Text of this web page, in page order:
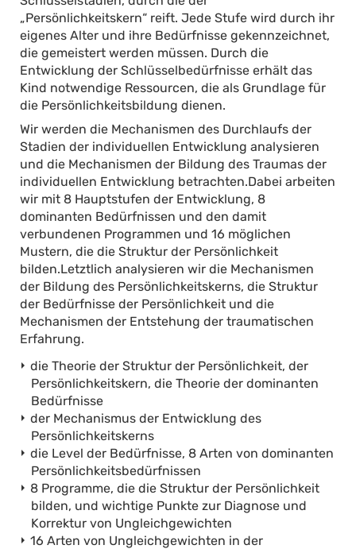
„Persönlichkeitskern“ reift. Jede Stufe wird durch ihr
eigenes Alter und ihre Bedürfnisse gekennzeichnet,
die gemeistert werden müssen. Durch die
Entwicklung der Schlüsselbedürfnisse erhält das
Kind notwendige Ressourcen, die als Grundlage für
die Persönlichkeitsbildung dienen.
Wir werden die Mechanismen des Durchlaufs der
Stadien der individuellen Entwicklung analysieren
und die Mechanismen der Bildung des Traumas der
individuellen Entwicklung betrachten.Dabei arbeiten
wir mit 8 Hauptstufen der Entwicklung, 8
dominanten Bedürfnissen und den damit
verbundenen Programmen und 16 möglichen
Mustern, die die Struktur der Persönlichkeit
bilden.Letztlich analysieren wir die Mechanismen
der Bildung des Persönlichkeitskerns, die Struktur
der Bedürfnisse der Persönlichkeit und die
Mechanismen der Entstehung der traumatischen
Erfahrung.
die Theorie der Struktur der Persönlichkeit, der
Persönlichkeitskern, die Theorie der dominanten
Bedürfnisse
der Mechanismus der Entwicklung des
Persönlichkeitskerns
die Level der Bedürfnisse, 8 Arten von dominanten
Persönlichkeitsbedürfnissen
8 Programme, die die Struktur der Persönlichkeit
bilden, und wichtige Punkte zur Diagnose und
Korrektur von Ungleichgewichten
16 Arten von Ungleichgewichten in der